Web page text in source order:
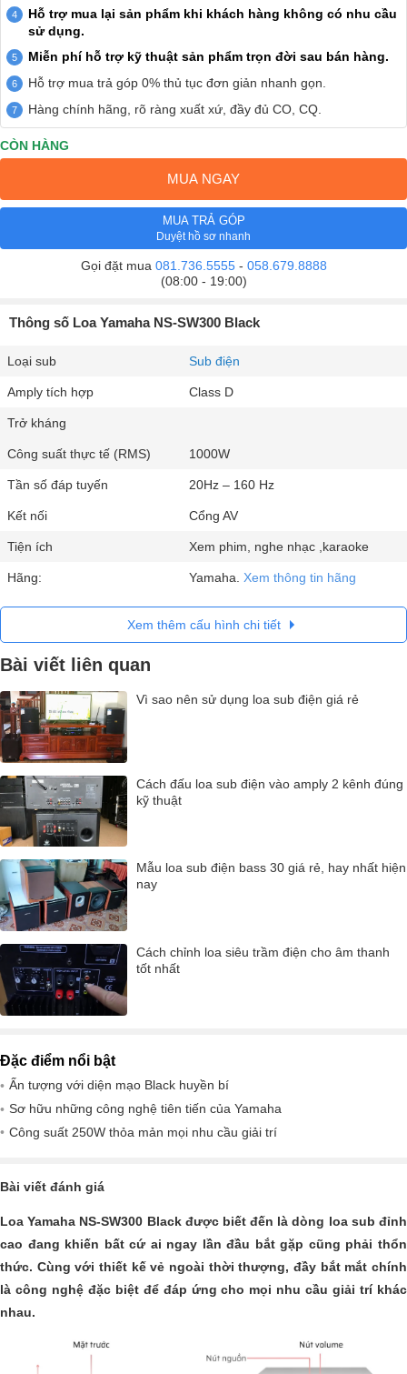
Hỗ trợ mua lại sản phẩm khi khách hàng không có nhu cầu
sử dụng.
Miễn phí hỗ trợ kỹ thuật sản phẩm trọn đời sau bán hàng.
Hỗ trợ mua trả góp 0% thủ tục đơn giản nhanh gọn.
Hàng chính hãng, rõ ràng xuất xứ, đầy đủ CO, CQ.
CÒN HÀNG
MUA NGAY
MUA TRẢ GÓP
Duyệt hồ sơ nhanh
Gọi đặt mua 081.736.5555- 058.679.8888
(08:00 - 19:00)
Thông số Loa Yamaha NS-SW300 Black
Loại sub Sub điện
Amply tích hợp Class D
Trở kháng
Công suất thực tế (RMS) 1000W
Tần số đáp tuyến 20Hz – 160 Hz
Kết nối Cổng AV
Tiện ích Xem phim, nghe nhạc ,karaoke
Hãng: Yamaha. Xem thông tin hãng
Xem thêm cấu hình chi tiết
Bài viết liên quan
Vì sao nên sử dụng loa sub điện giá rẻ
Cách đấu loa sub điện vào amply 2 kênh đúng
kỹ thuật
Mẫu loa sub điện bass 30 giá rẻ, hay nhất hiện
nay
Cách chỉnh loa siêu trầm điện cho âm thanh
tốt nhất
Đặc điểm nổi bật
Ấn tượng với diện mạo Black huyền bí
Sơ hữu những công nghệ tiên tiến của Yamaha
Công suất 250W thỏa mản mọi nhu cầu giải trí
Bài viết đánh giá
Loa Yamaha NS-SW300 Black được biết đến là dòng loa sub đỉnh
cao đang khiến bất cứ ai ngay lần đầu bắt gặp cũng phải thổn
thức. Cùng với thiết kế vẻ ngoài thời thượng, đầy bắt mắt chính
là công nghệ đặc biệt để đáp ứng cho mọi nhu cầu giải trí khác
nhau.